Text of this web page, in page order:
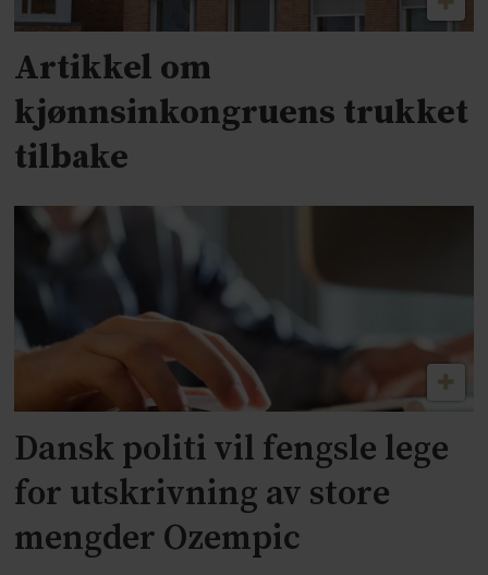
Artikkel om
kjønnsinkongruens trukket
tilbake
Dansk politi vil fengsle lege
for utskrivning av store
mengder Ozempic